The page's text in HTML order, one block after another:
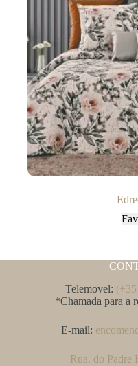
Telemovel:
*Chamada para a
E-mail:
Rua. do Padre